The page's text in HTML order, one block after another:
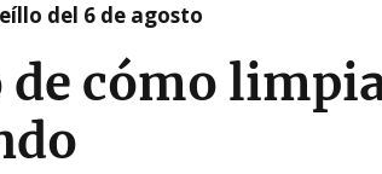
del 6 de agosto
cómo